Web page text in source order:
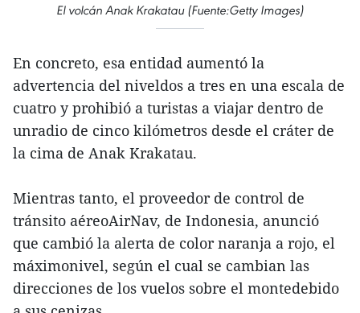
El volcán Anak Krakatau (Fuente:Getty Images)
En concreto, esa entidad aumentó la
advertencia del niveldos a tres en una escala de
cuatro y prohibió a turistas a viajar dentro de
unradio de cinco kilómetros desde el cráter de
la cima de Anak Krakatau.
Mientras tanto, el proveedor de control de
tránsito aéreoAirNav, de Indonesia, anunció
que cambió la alerta de color naranja a rojo, el
máximonivel, según el cual se cambian las
direcciones de los vuelos sobre el montedebido